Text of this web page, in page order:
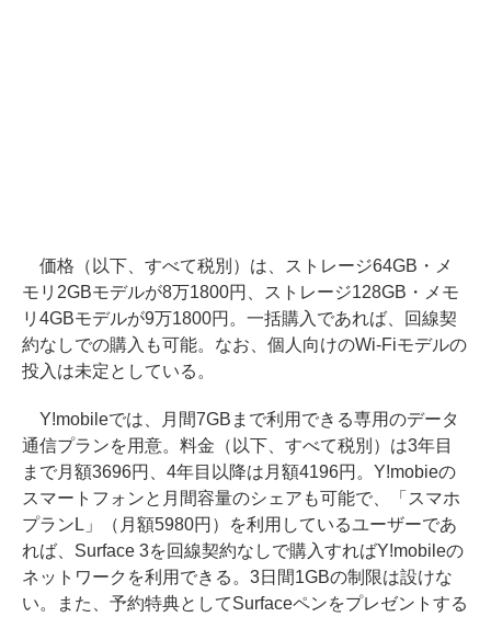
価格（以下、すべて税別）は、ストレージ64GB・メ
モリ2GBモデルが8万1800円、ストレージ128GB・メモ
リ4GBモデルが9万1800円。一括購入であれば、回線契
約なしでの購入も可能。なお、個人向けのWi-Fiモデルの
投入は未定としている。
Y!mobileでは、月間7GBまで利用できる専用のデータ
通信プランを用意。料金（以下、すべて税別）は3年目
まで月額3696円、4年目以降は月額4196円。Y!mobieの
スマートフォンと月間容量のシェアも可能で、「スマホ
プランL」（月額5980円）を利用しているユーザーであ
れば、Surface 3を回線契約なしで購入すればY!mobileの
ネットワークを利用できる。3日間1GBの制限は設けな
い。また、予約特典としてSurfaceペンをプレゼントする